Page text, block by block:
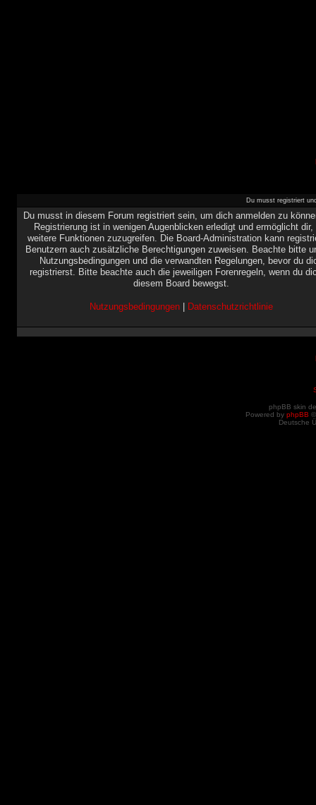
Du musst registriert
Du musst in diesem Forum registriert sein, um dich anmelden zu
Registrierung ist in wenigen Augenblicken erledigt und ermöglicht dir,
weitere Funktionen zuzugreifen. Die Board-Administration kann
Benutzern auch zusätzliche Berechtigungen zuweisen. Beachte bitte
Nutzungsbedingungen und die verwandten Regelungen, bevor du
registrierst. Bitte beachte auch die jeweiligen Forenregeln, wenn du
diesem Board bewegst.
Nutzungsbedingungen| Datenschutzrichtlinie
phpBB skin
Powered by phpBB
Deutsche